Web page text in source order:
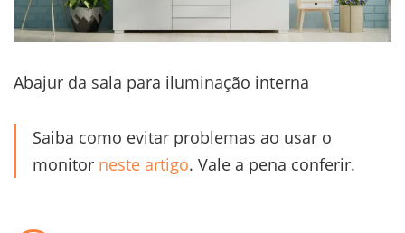
Abajur da sala para iluminação interna
Saiba como evitar problemas ao usar o
monitor neste artigo. Vale a pena conferir.